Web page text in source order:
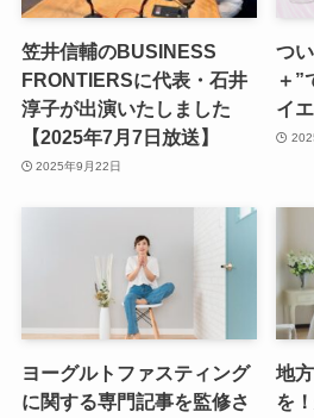
笠井信輔のBUSINESS
FRONTIERSに代表・石井
淳子が出演いたしました
【2025年7月7日放送】
2025年9月22日
つ
＋”
イ
ヨーグルトファスティング
に関する専門記事を監修さ
地
を